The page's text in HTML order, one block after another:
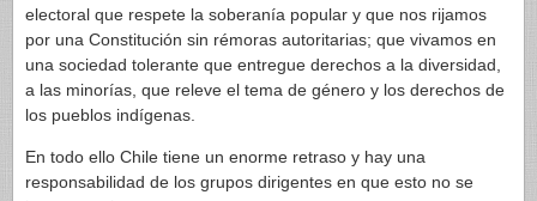
electoral que respete la soberanía popular y que nos rijamos
por una Constitución sin rémoras autoritarias; que vivamos en
una sociedad tolerante que entregue derechos a la diversidad,
a las minorías, que releve el tema de género y los derechos de
los pueblos indígenas.
En todo ello Chile tiene un enorme retraso y hay una
responsabilidad de los grupos dirigentes en que esto no se